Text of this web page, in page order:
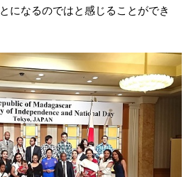
になるのではと感じることができ